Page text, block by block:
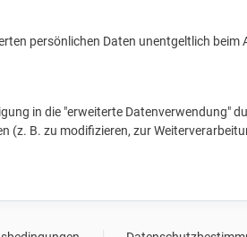
persönlichen Daten unentgeltlich
in die "erweiterte Datenverwendung"
B. zu modifizieren, zur